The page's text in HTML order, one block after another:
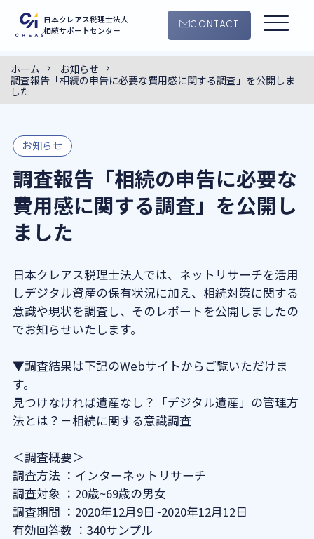
日本クレアス税理士法人
相続サポートセンター
CONTACT
0120-55-4145
9:00 ~ 18:30 CONTACT
手続きの流れ
クレアスの特徴
コラム
セミナー
ホーム
お知らせ
調査報告「相続の申告に必要な費用感に関する調査」を公開しま
した
お知らせ
調査報告「相続の申告に必要な
費用感に関する調査」を公開し
ました
日本クレアス税理士法人では、ネットリサーチを活用
しデジタル資産の保有状況に加え、相続対策に関する
意識や現状を調査し、そのレポートを公開しましたの
でお知らせいたします。
▼調査結果は下記のWebサイトからご覧いただけま
す。
見つけなければ遺産なし？「デジタル遺産」の管理方
法とは？－相続に関する意識調査
＜調査概要＞
調査方法 ：インターネットリサーチ
調査対象 ：20歳~69歳の男女
調査期間 ：2020年12月9日~2020年12月12日
有効回答数 ：340サンプル